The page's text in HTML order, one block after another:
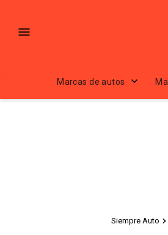
Marcas de autos
Siempre Auto